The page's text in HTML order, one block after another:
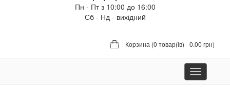
Пн - Пт з 10:00 до 16:00
Сб - Нд - вихідний
Корзина (0 товар(ів) - 0.00 грн)
Toggle
navigation